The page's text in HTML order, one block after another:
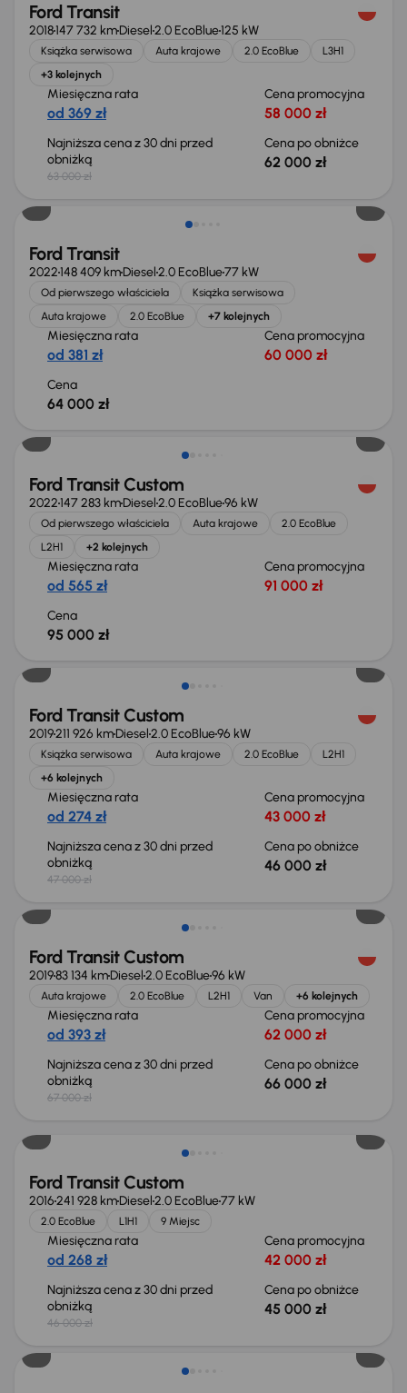
Ford Transit
2018147 732 kmDiesel2.0 EcoBlue125 kW
Książka serwisowa Auta krajowe 2.0 EcoBlue
L3H1
+3 kolejnych
Miesięczna rata
od 369 zł
Cena promocyjna
58 000 zł
Najniższa cena z 30 dni przed
obniżką
63 000 zł
Cena po obniżce
62 000 zł
Możliwość odliczenia VAT
Ford Transit
2022148 409 kmDiesel2.0 EcoBlue77 kW
Od pierwszego właściciela
Książka serwisowa
Auta krajowe
2.0 EcoBlue +7 kolejnych
Miesięczna rata
od 381 zł
Cena promocyjna
60 000 zł
Cena
64 000 zł
Świeżo skupione
Ford Transit Custom
2022147 283 kmDiesel2.0 EcoBlue96 kW
Od pierwszego właściciela Auta krajowe
2.0 EcoBlue
L2H1
+2 kolejnych
Miesięczna rata
od 565 zł
Cena promocyjna
91 000 zł
Cena
95 000 zł
Taniej o 1 000 zł
Ford Transit Custom
2019211 926 kmDiesel2.0 EcoBlue96 kW
Książka serwisowa Auta krajowe 2.0 EcoBlue
L2H1
+6 kolejnych
Miesięczna rata
od 274 zł
Cena promocyjna
43 000 zł
Najniższa cena z 30 dni przed
obniżką
47 000 zł
Cena po obniżce
46 000 zł
Taniej o 1 000 zł
Ford Transit Custom
201983 134 kmDiesel2.0 EcoBlue96 kW
Auta krajowe 2.0 EcoBlue L2H1 Van +6 kolejnych
Miesięczna rata
od 393 zł
Cena promocyjna
62 000 zł
Najniższa cena z 30 dni przed
obniżką
67 000 zł
Cena po obniżce
66 000 zł
Ford Transit Custom
2016241 928 kmDiesel2.0 EcoBlue77 kW
2.0 EcoBlue L1H1 9 Miejsc
Miesięczna rata
od 268 zł
Cena promocyjna
42 000 zł
Najniższa cena z 30 dni przed
obniżką
46 000 zł
Cena po obniżce
45 000 zł
Możliwość odliczenia VAT